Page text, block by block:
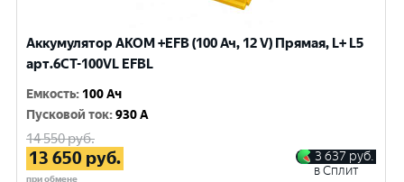
Аккумулятор AKOM +EFB (100 Ач, 12 V) Прямая, L+ L5
арт.6СТ-100VL EFBL
Емкость: 100 Ач
Пусковой ток:930 A
14 550руб.
13 650 руб.
при обмене
3 637 руб.
в Сплит